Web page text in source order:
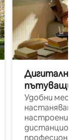
Дигитални
пътуващи
Удобни
настаняване
настроени и